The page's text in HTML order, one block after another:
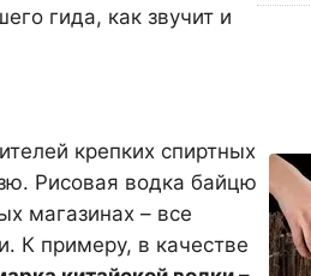
гида, как звучит и
крепких спиртных
Рисовая водка байцю
магазинах – все
К примеру, в качестве